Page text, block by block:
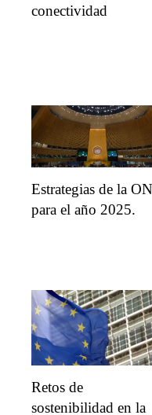
conectividad
Estrategias de la
para el año 2025.
Retos de
sostenibilidad en la